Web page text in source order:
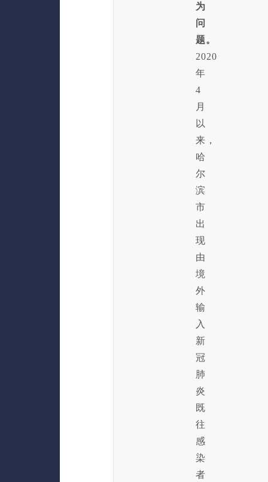
为
问
题。
2020
年
4
月
以
来，
哈
尔
滨
市
出
现
由
境
外
输
入
新
冠
肺
炎
既
往
感
染
者